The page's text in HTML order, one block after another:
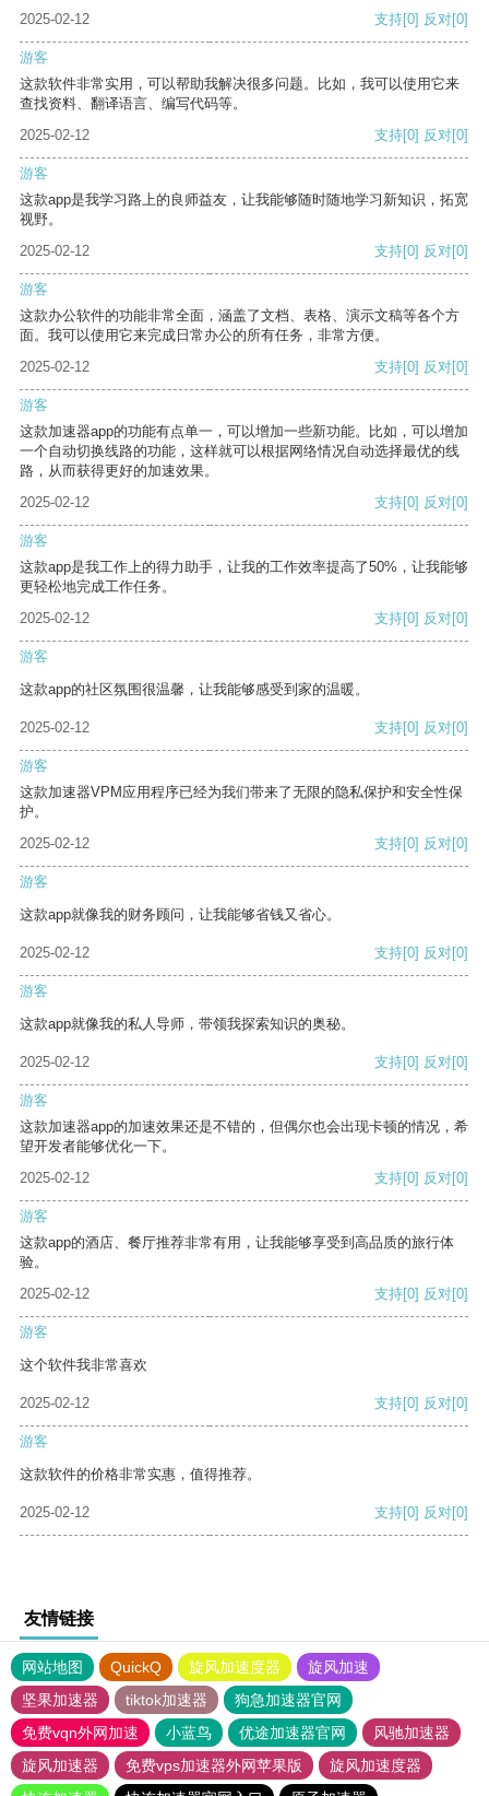
2025-02-12
支持[0] 反对[0]
游客
这款软件非常实用，可以帮助我解决很多问题。比如，我可以使用它来
查找资料、翻译语言、编写代码等。
2025-02-12
支持[0] 反对[0]
游客
这款app是我学习路上的良师益友，让我能够随时随地学习新知识，拓宽
视野。
2025-02-12
支持[0] 反对[0]
游客
这款办公软件的功能非常全面，涵盖了文档、表格、演示文稿等各个方
面。我可以使用它来完成日常办公的所有任务，非常方便。
2025-02-12
支持[0] 反对[0]
游客
这款加速器app的功能有点单一，可以增加一些新功能。比如，可以增加
一个自动切换线路的功能，这样就可以根据网络情况自动选择最优的线
路，从而获得更好的加速效果。
2025-02-12
支持[0] 反对[0]
游客
这款app是我工作上的得力助手，让我的工作效率提高了50%，让我能够
更轻松地完成工作任务。
2025-02-12
支持[0] 反对[0]
游客
这款app的社区氛围很温馨，让我能够感受到家的温暖。
2025-02-12 支持[0] 反对[0]
游客
这款加速器VPM应用程序已经为我们带来了无限的隐私保护和安全性保
护。
2025-02-12
支持[0] 反对[0]
游客
这款app就像我的财务顾问，让我能够省钱又省心。
2025-02-12 支持[0] 反对[0]
游客
这款app就像我的私人导师，带领我探索知识的奥秘。
2025-02-12 支持[0] 反对[0]
游客
这款加速器app的加速效果还是不错的，但偶尔也会出现卡顿的情况，希
望开发者能够优化一下。
2025-02-12
支持[0] 反对[0]
游客
这款app的酒店、餐厅推荐非常有用，让我能够享受到高品质的旅行体
验。
2025-02-12
支持[0] 反对[0]
游客
这个软件我非常喜欢
2025-02-12 支持[0] 反对[0]
游客
这款软件的价格非常实惠，值得推荐。
2025-02-12 支持[0] 反对[0]
友情链接
网站地图 QuickQ 旋风加速度器
旋风加速
坚果加速器
tiktok加速器
狗急加速器官网
免费vqn外网加速
小蓝鸟 优途加速器官网
风驰加速器
旋风加速器
免费vps加速器外网苹果版
旋风加速度器